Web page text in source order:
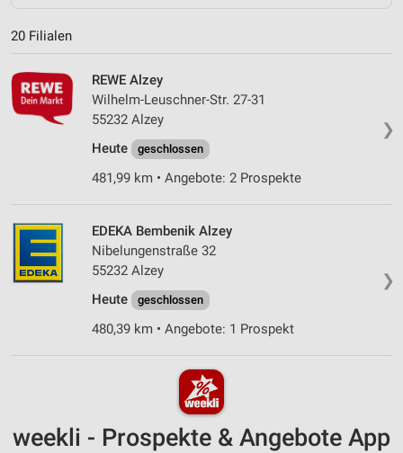
20 Filialen
❯
REWE Alzey
Wilhelm-Leuschner-Str. 27-31
55232 Alzey
Heute
geschlossen
481,99 km • Angebote: 2 Prospekte
❯
EDEKA Bembenik Alzey
Nibelungenstraße 32
55232 Alzey
Heute
geschlossen
480,39 km • Angebote: 1 Prospekt
weekli - Prospekte & Angebote App